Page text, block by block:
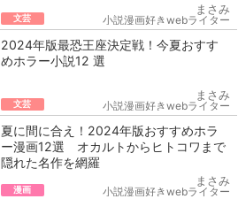
文芸
まさみ
小説漫画好きwebライター
2024年版最恐王座決定戦！今夏おすす
めホラー小説12 選
文芸
まさみ
小説漫画好きwebライター
夏に間に合え！2024年版おすすめホラ
ー漫画12選 オカルトからヒトコワまで
隠れた名作を網羅
漫画
まさみ
小説漫画好きwebライター